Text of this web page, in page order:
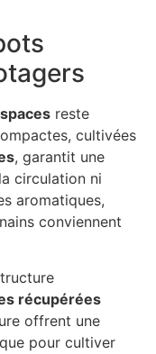
reste
cultivées
, garantit une
circulation ni
aromatiques,
conviennent
récupérées
offrent une
pour cultiver